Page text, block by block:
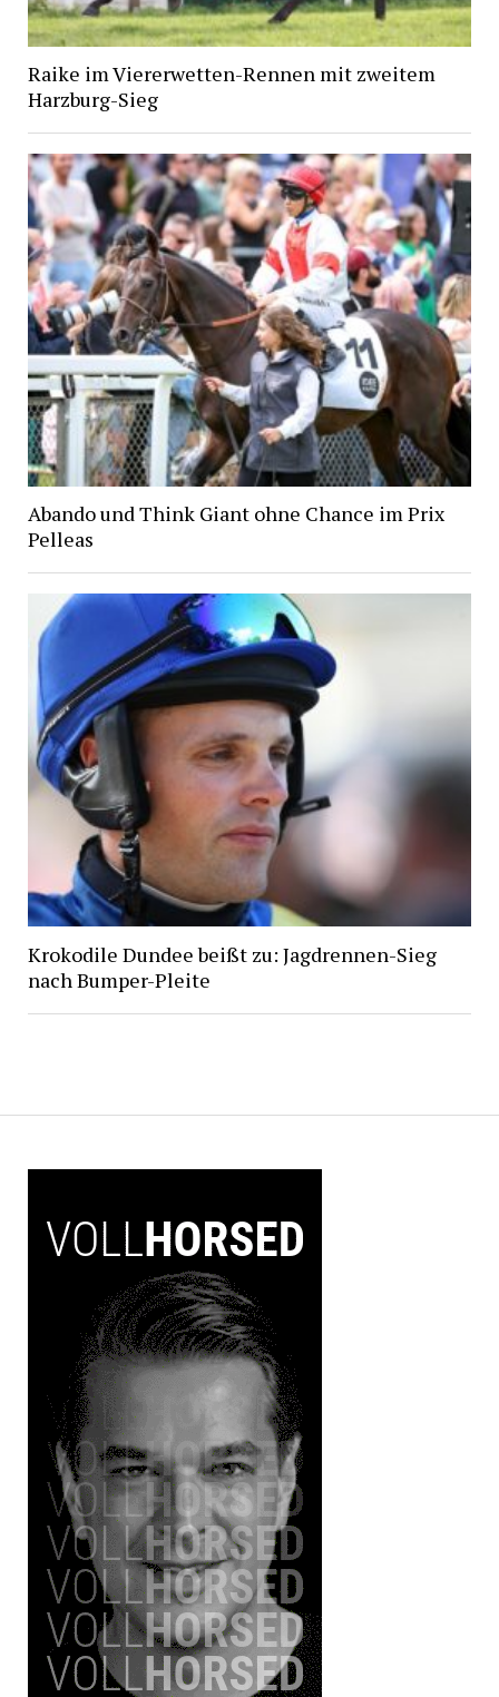
Raike im Viererwetten-Rennen mit zweitem
Harzburg-Sieg
Abando und Think Giant ohne Chance im Prix
Pelleas
Krokodile Dundee beißt zu: Jagdrennen-Sieg
nach Bumper-Pleite